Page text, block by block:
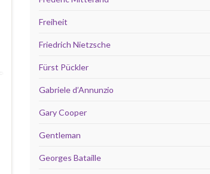
Freiheit
Friedrich Nietzsche
Fürst Pückler
Gabriele d’Annunzio
Gary Cooper
Gentleman
Georges Bataille